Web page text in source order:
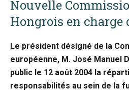
Nouvelle
Hongrois en charge
Le président désigné de la
européenne, M. José Manuel
public le 12 août 2004 la
responsabilités au sein de la